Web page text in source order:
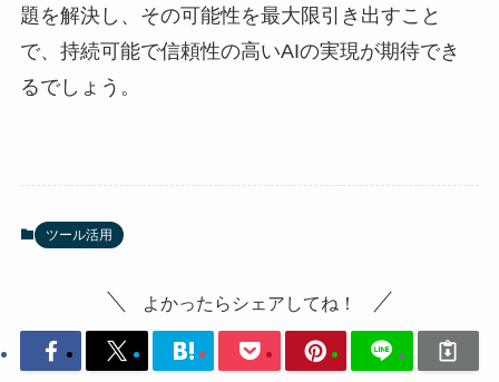
題を解決し、その可能性を最大限引き出すこと
で、持続可能で信頼性の高いAIの実現が期待でき
るでしょう。
ツール活用
よかったらシェアしてね！